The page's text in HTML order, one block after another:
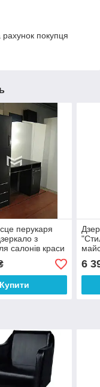
покупця
перукаря
з
салонів краси
Купити
6